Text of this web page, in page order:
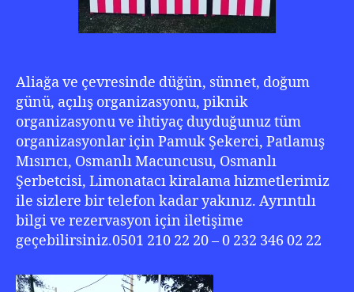
Aliağa ve çevresinde düğün, sünnet, doğum
günü, açılış organizasyonu, piknik
organizasyonu ve ihtiyaç duyduğunuz tüm
organizasyonlar için Pamuk Şekerci, Patlamış
Mısırıcı, Osmanlı Macuncusu, Osmanlı
Şerbetcisi, Limonatacı kiralama hizmetlerimiz
ile sizlere bir telefon kadar yakınız. Ayrıntılı
bilgi ve rezervasyon için iletişime
geçebilirsiniz.0501 210 22 20 – 0 232 346 02 22